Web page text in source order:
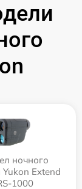
ночного
Yukon Extend
1000